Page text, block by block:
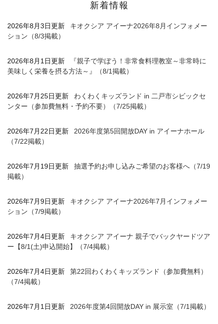
新着情報
2026年8月3日更新
キオクシア アイーナ2026年8月インフォメー
ション（8/3掲載）
2026年8月1日更新
『親子で学ぼう！非常食料理教室～非常時に
美味しく栄養を摂る方法～』（8/1掲載）
2026年7月25日更新
わくわくキッズランド in 二戸市シビックセ
ンター（参加費無料・予約不要）（7/25掲載）
2026年7月22日更新
2026年度第5回開放DAY in アイーナホール
（7/22掲載）
2026年7月19日更新
抽選予約お申し込みご希望のお客様へ（7/19
掲載）
2026年7月9日更新
キオクシア アイーナ2026年7月インフォメー
ション（7/9掲載）
2026年7月4日更新
キオクシア アイーナ 親子でバックヤードツア
ー【8/1(土)申込開始】（7/4掲載）
2026年7月4日更新
第22回わくわくキッズランド（参加費無料）
（7/4掲載）
2026年7月1日更新 2026年度第4回開放DAY in 展示室（7/1掲載）